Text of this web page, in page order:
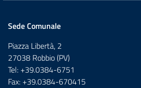
Sede Comunale
Piazza Libertà, 2
27038 Robbio (PV)
Tel: +39.0384-6751
Fax: +39.0384-670415